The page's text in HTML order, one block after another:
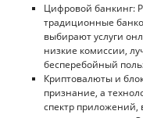
Цифровой банкинг:
традиционные
выбирают услуги
низкие комиссии,
бесперебойный
Криптовалюты и
признание, а
спектр приложений,